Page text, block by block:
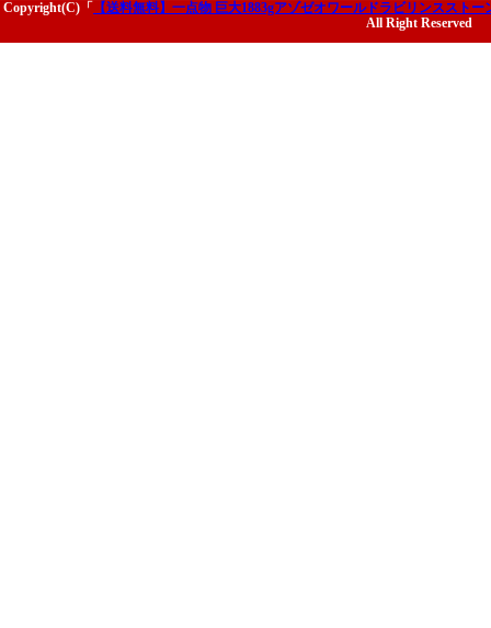
Copyright(C)「
【送料無料】一点物 巨大1883gアゾゼオワールドラビリンススト
All Right Reserved